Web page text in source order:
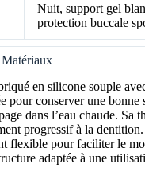
Nuit, support gel
protection buccale
Matériaux
en silicone souple
pour conserver une bonne
dans l’eau chaude. Sa
progressif à la
flexible pour faciliter le
adaptée à une